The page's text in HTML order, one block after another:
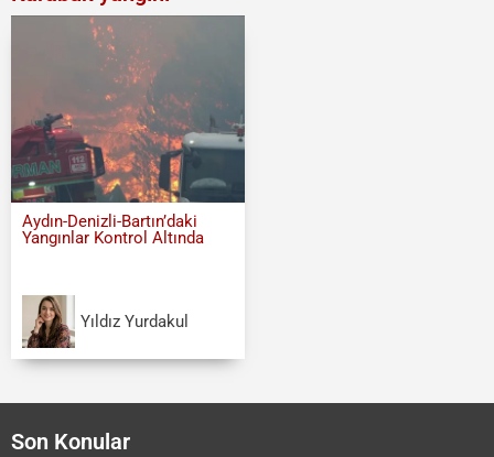
Aydın-Denizli-Bartın’daki
Yangınlar Kontrol Altında
Yıldız Yurdakul
Son Konular